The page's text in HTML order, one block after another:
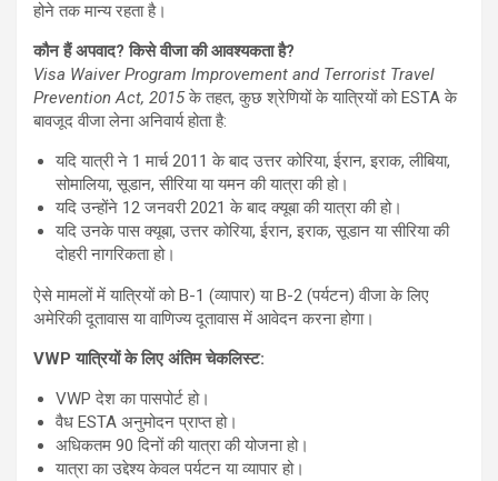
होने तक मान्य रहता है।
कौन हैं अपवाद? किसे वीजा की आवश्यकता है?
Visa Waiver Program Improvement and Terrorist Travel
Prevention Act, 2015के तहत, कुछ श्रेणियों के यात्रियों को ESTA के
बावजूद वीजा लेना अनिवार्य होता है:
यदि यात्री ने 1 मार्च 2011 के बाद उत्तर कोरिया, ईरान, इराक, लीबिया,
सोमालिया, सूडान, सीरिया या यमन की यात्रा की हो।
यदि उन्होंने 12 जनवरी 2021 के बाद क्यूबा की यात्रा की हो।
यदि उनके पास क्यूबा, उत्तर कोरिया, ईरान, इराक, सूडान या सीरिया की
दोहरी नागरिकता हो।
ऐसे मामलों में यात्रियों को B-1 (व्यापार) या B-2 (पर्यटन) वीजा के लिए
अमेरिकी दूतावास या वाणिज्य दूतावास में आवेदन करना होगा।
VWP यात्रियों के लिए अंतिम चेकलिस्ट:
VWP देश का पासपोर्ट हो।
वैध ESTA अनुमोदन प्राप्त हो।
अधिकतम 90 दिनों की यात्रा की योजना हो।
यात्रा का उद्देश्य केवल पर्यटन या व्यापार हो।